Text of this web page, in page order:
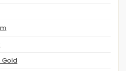
Gold